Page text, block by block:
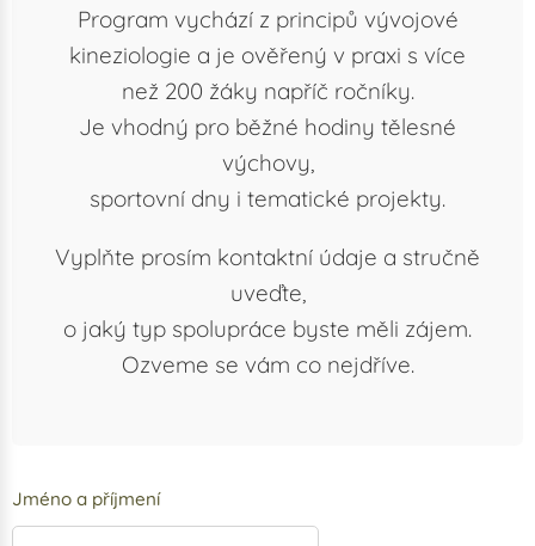
Program vychází z principů vývojové
kineziologie a je ověřený v praxi s více
než 200 žáky napříč ročníky.
Je vhodný pro běžné hodiny tělesné
výchovy,
sportovní dny i tematické projekty.
Vyplňte prosím kontaktní údaje a stručně
uveďte,
o jaký typ spolupráce byste měli zájem.
Ozveme se vám co nejdříve.
Jméno a příjmení